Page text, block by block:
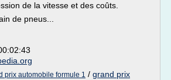
de la vitesse et des coûts.
de pneus...
prix automobile formule 1 / grand prix